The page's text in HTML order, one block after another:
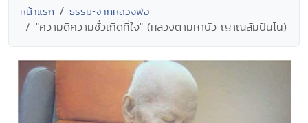
หน้าแรก ธรรมะจากหลวงพ่อ
"ความดีความชั่วเกิดที่ใจ" (หลวงตามหาบัว ญาณสัมปันโน)